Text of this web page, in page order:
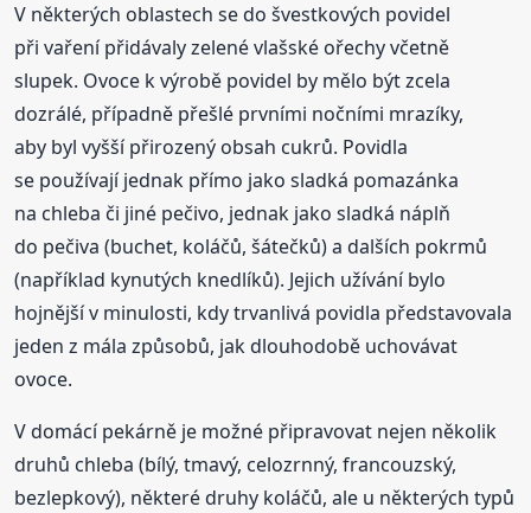
V některých oblastech se do švestkových povidel
při vaření přidávaly zelené vlašské ořechy včetně
slupek. Ovoce k výrobě povidel by mělo být zcela
dozrálé, případně přešlé prvními nočními mrazíky,
aby byl vyšší přirozený obsah cukrů. Povidla
se používají jednak přímo jako sladká pomazánka
na chleba či jiné pečivo, jednak jako sladká náplň
do pečiva (buchet, koláčů, šátečků) a dalších pokrmů
(například kynutých knedlíků). Jejich užívání bylo
hojnější v minulosti, kdy trvanlivá povidla představovala
jeden z mála způsobů, jak dlouhodobě uchovávat
ovoce.
V domácí pekárně je možné připravovat nejen několik
druhů chleba (bílý, tmavý, celozrnný, francouzský,
bezlepkový), některé druhy koláčů, ale u některých typů